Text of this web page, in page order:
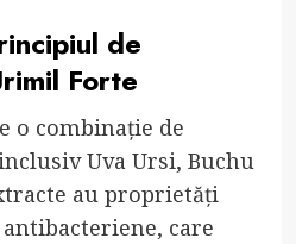
de
Forte
o combinație de
Uva Ursi, Buchu
au proprietăți
care